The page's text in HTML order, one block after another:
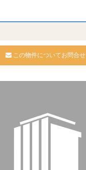
この物件についてお問合せ